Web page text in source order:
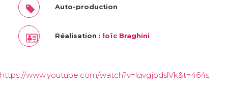
Auto-production
Réalisation : loïc Braghini
https://www.youtube.com/watch?v=lqvgjodslVk&t=464s